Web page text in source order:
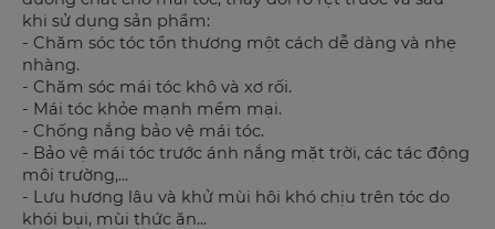
khi sử dụng sản phẩm:
- Chăm sóc tóc tổn thương một cách dễ dàng và nhẹ
nhàng.
- Chăm sóc mái tóc khô và xơ rối.
- Mái tóc khỏe mạnh mềm mại.
- Chống nắng bảo vệ mái tóc.
- Bảo vệ mái tóc trước ánh nắng mặt trời, các tác động
môi trường,...
- Lưu hương lâu và khử mùi hôi khó chịu trên tóc do
khói bụi, mùi thức ăn...